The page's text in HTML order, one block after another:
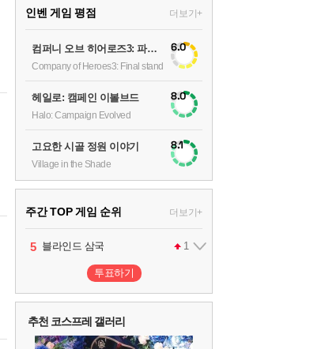
인벤 게임 평점 더보기+
컴퍼니 오브 히어로즈3: 파이널 스탠드
Company of Heroes3: Final stand
6.0
헤일로: 캠페인 이볼브드
Halo: Campaign Evolved
8.0
고요한 시골 정원 이야기
Village in the Shade
8.1
주간 TOP 게임 순위 더보기+
1 팰월드
2 1
3 프로야구스피리츠2026 2
4 드래곤소드 : 어웨이크닝 2
5 블라인드 삼국 1
6 그랑블루 판타지 리링크 - 엔드리스 라그나로크 1
7 리듬 천국 미라클 스타즈 2
투표하기
추천 코스프레 갤러리